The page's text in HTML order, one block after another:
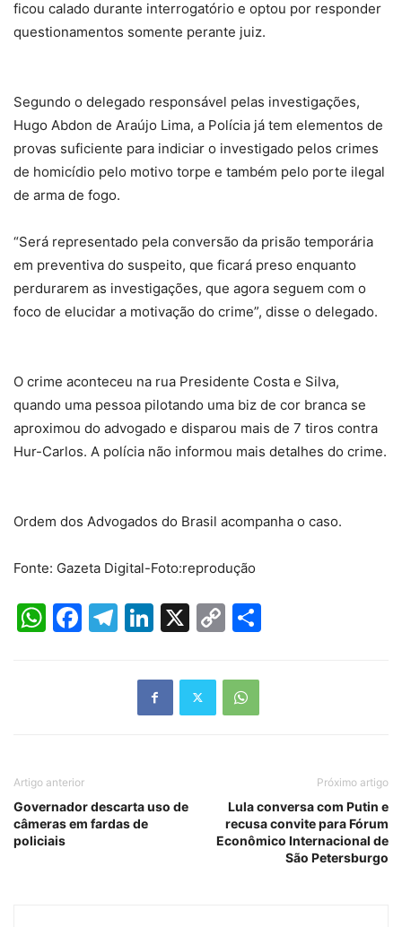
ficou calado durante interrogatório e optou por responder
questionamentos somente perante juiz.
Segundo o delegado responsável pelas investigações,
Hugo Abdon de Araújo Lima, a Polícia já tem elementos de
provas suficiente para indiciar o investigado pelos crimes
de homicídio pelo motivo torpe e também pelo porte ilegal
de arma de fogo.
“Será representado pela conversão da prisão temporária
em preventiva do suspeito, que ficará preso enquanto
perdurarem as investigações, que agora seguem com o
foco de elucidar a motivação do crime”, disse o delegado.
O crime aconteceu na rua Presidente Costa e Silva,
quando uma pessoa pilotando uma biz de cor branca se
aproximou do advogado e disparou mais de 7 tiros contra
Hur-Carlos. A polícia não informou mais detalhes do crime.
Ordem dos Advogados do Brasil acompanha o caso.
Fonte: Gazeta Digital-Foto:reprodução
WhatsApp
Facebook
Telegram
LinkedIn
X
Copy
Artigo anterior
Governador descarta uso de
câmeras em fardas de
policiais
Próximo artigo
Lula conversa com Putin e
recusa convite para Fórum
Econômico Internacional de
São Petersburgo